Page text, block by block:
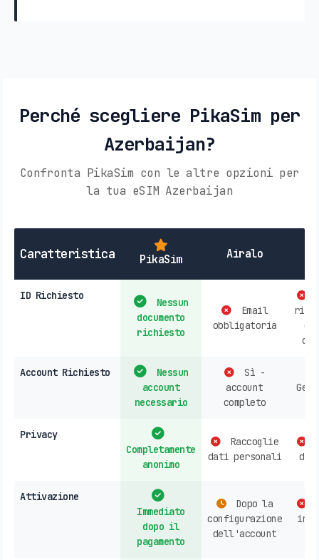
Perché scegliere PikaSim per
Azerbaijan?
Confronta PikaSim con le altre opzioni per
la tua eSIM Azerbaijan
Caratteristica PikaSim Airalo
ID Richiesto
Nessun
documento
richiesto
Email
obbligatoria
Account Richiesto
Nessun
account
necessario
Sì -
account
completo
Privacy
Completamente
anonimo
Raccoglie
dati personali
dati
Attivazione
Immediato
dopo il
pagamento
Dopo la
configurazione
dell'account
in